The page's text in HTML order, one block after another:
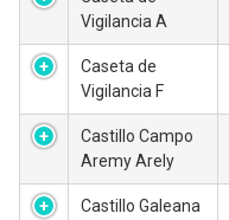
Vigilancia A
Caseta de
Vigilancia F
Castillo Campo
Aremy Arely
Castillo Galeana